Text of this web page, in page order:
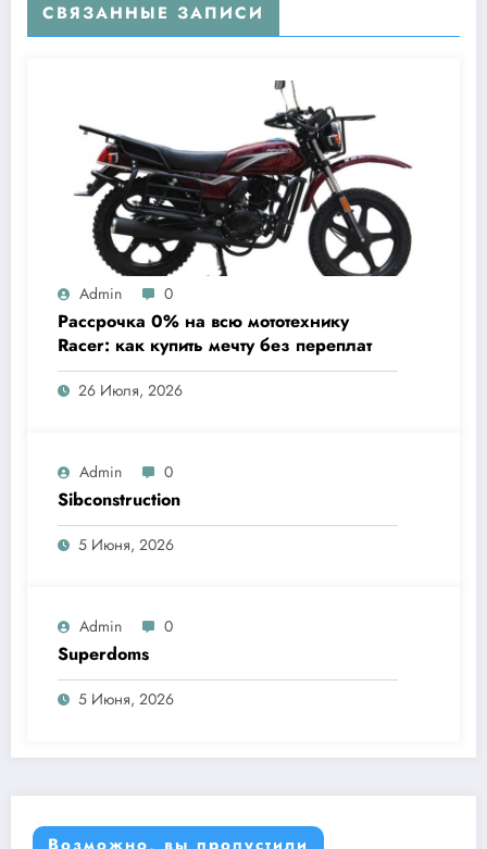
СВЯЗАННЫЕ ЗАПИСИ
Admin 0
Рассрочка 0% на всю мототехнику
Racer: как купить мечту без переплат
26 Июля, 2026
Admin 0
Sibconstruction
5 Июня, 2026
Admin 0
Superdoms
5 Июня, 2026